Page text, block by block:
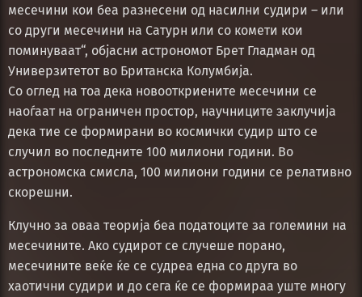
месечини кои беа разнесени од насилни судири – или
со други месечини на Сатурн или со комети кои
поминуваат“, објасни астрономот Брет Гладман од
Универзитетот во Британска Колумбија.
Со оглед на тоа дека новооткриените месечини се
наоѓаат на ограничен простор, научниците заклучија
дека тие се формирани во космички судир што се
случил во последните 100 милиони години. Во
астрономска смисла, 100 милиони години се релативно
скорешни.
Клучно за оваа теорија беа податоците за големини на
месечините. Ако судирот се случеше порано,
месечините веќе ќе се судреа една со друга во
хаотични судири и до сега ќе се формираа уште многу